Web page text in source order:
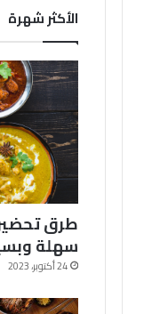
ك
و
ر
ي
ة
2
0
2
4
و
ا
ك
ث
ر
ا
الأكثر شهرة
طرق
سهلة
24 أكتوبر، 2023